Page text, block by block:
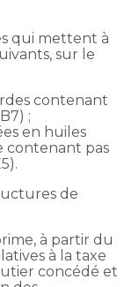
qui mettent à
sur le
contenant
;
en huiles
contenant pas
de
à partir du
à la taxe
concédé et